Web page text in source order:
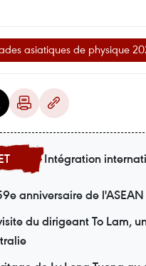
asiatiques de physique
Intégration
anniversaire de
du dirigeant To Lam,